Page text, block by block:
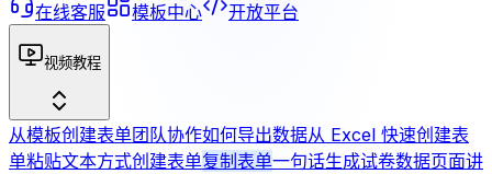
在线客服
模板中心 开放平台
视频教程
从模板创建表单团队协作如何导出数据从 Excel 快速创建表
单粘贴文本方式创建表单复制表单一句话生成试卷数据页面讲